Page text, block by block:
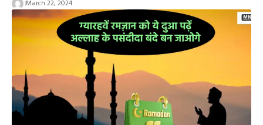
March 22, 2024